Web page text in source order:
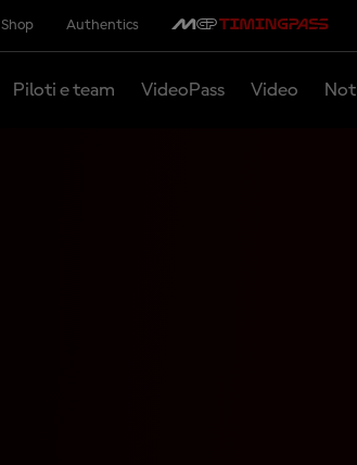
Shop Authentics
Piloti e team VideoPass Video